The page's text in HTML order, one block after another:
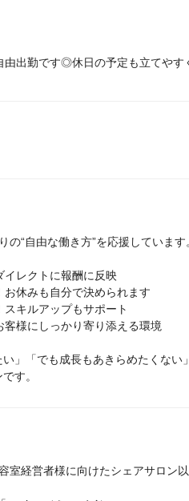
出勤です◎休日の予定も立てやす
“自由な働き方”を応援しています
レクトに報酬に反映
休みも自分で決められます
キルアップもサポート
様にしっかり寄り添える環境
」「でも成長もあきらめたくない」
す。
室経営者様に向けたシェアサロン